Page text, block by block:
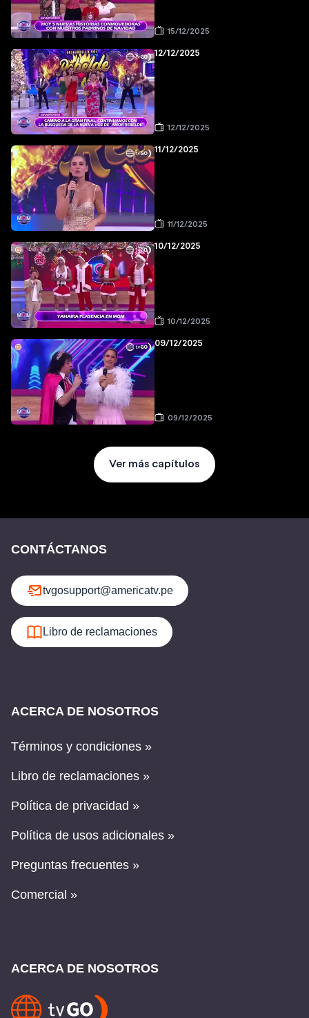
15/12/2025
12/12/2025
12/12/2025
11/12/2025
11/12/2025
10/12/2025
10/12/2025
09/12/2025
09/12/2025
Ver más capítulos
CONTÁCTANOS
tvgosupport@americatv.pe
Libro de reclamaciones
ACERCA DE NOSOTROS
Términos y condiciones »
Libro de reclamaciones »
Política de privacidad »
Política de usos adicionales »
Preguntas frecuentes »
Comercial »
ACERCA DE NOSOTROS